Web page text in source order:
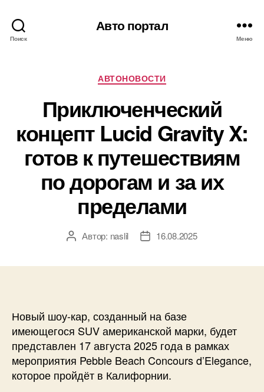
Поиск
Авто портал
Меню
Рубрики
АВТОНОВОСТИ
Приключенческий
концепт Lucid Gravity X:
готов к путешествиям
по дорогам и за их
пределами
АвторАвтор: naslil
Дата16.08.2025
Новый шоу-кар, созданный на базе
имеющегося SUV американской марки, будет
представлен 17 августа 2025 года в рамках
мероприятия Pebble Beach Concours d’Elegance,
которое пройдёт в Калифорнии.